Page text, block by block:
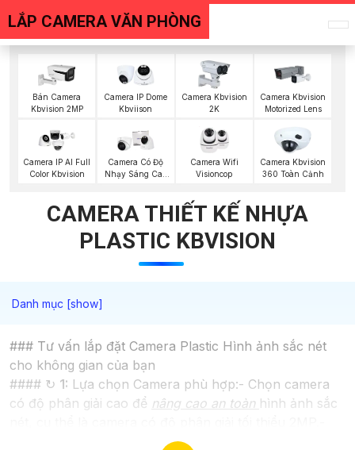
LẮP CAMERA VĂN PHÒNG
Bán Camera
Kbvision 2MP
Camera IP Dome
Kbviison
Camera Kbvision
2K
Camera Kbvision
Motorized Lens
Camera IP AI Full
Color Kbvision
Camera Có Độ
Nhạy Sáng Cao
Camera Wifi
Visioncop
Camera Kbvision
360 Toàn Cảnh
CAMERA THIẾT KẾ NHỰA
PLASTIC KBVISION
### Tư vấn lắp đặt Camera Plastic Hình ảnh sắc nét
cho không gian của bạn
#### ↻ 1: Lựa chọn Camera phù hợp:- Chọn camera
có độ phân giải cao để nâng cao an toàn hình ảnh sắc
Nên chọn camera có công nghệ hồng ngoại, giúp quay